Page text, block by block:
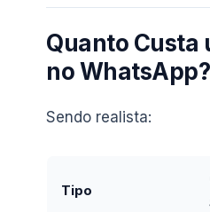
Quanto Custa
no WhatsApp?
Sendo realista:
Tipo